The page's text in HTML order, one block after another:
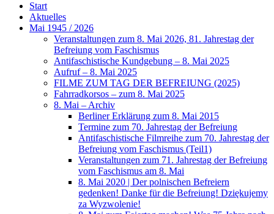
Start
Aktuelles
Mai 1945 / 2026
Veranstaltungen zum 8. Mai 2026, 81. Jahrestag der
Befreiung vom Faschismus
Antifaschistische Kundgebung – 8. Mai 2025
Aufruf – 8. Mai 2025
FILME ZUM TAG DER BEFREIUNG (2025)
Fahrradkorsos – zum 8. Mai 2025
8. Mai – Archiv
Berliner Erklärung zum 8. Mai 2015
Termine zum 70. Jahrestag der Befreiung
Antifaschistische Filmreihe zum 70. Jahrestag der
Befreiung vom Faschismus (Teil1)
Veranstaltungen zum 71. Jahrestag der Befreiung
vom Faschismus am 8. Mai
8. Mai 2020 | Der polnischen Befreiern
gedenken! Danke für die Befreiung! Dziękujemy
za Wyzwolenie!